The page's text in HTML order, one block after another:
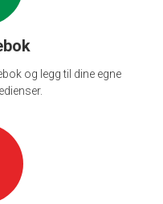
og legg til dine egne